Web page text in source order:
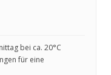
bei ca. 20°C
für eine